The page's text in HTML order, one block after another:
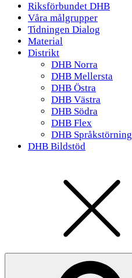
Riksförbundet DHB
Våra målgrupper
Tidningen Dialog
Material
Distrikt
DHB Norra
DHB Mellersta
DHB Östra
DHB Västra
DHB Södra
DHB Flex
DHB Språkstörning
DHB Bildstöd